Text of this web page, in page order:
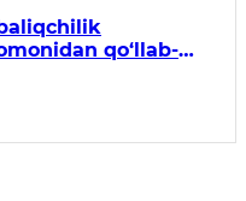
qo‘llab-